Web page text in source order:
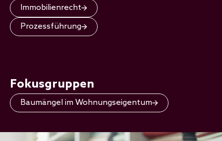
Immobilienrecht
Prozessführung
Fokusgruppen
Baumängel im Wohnungseigentum